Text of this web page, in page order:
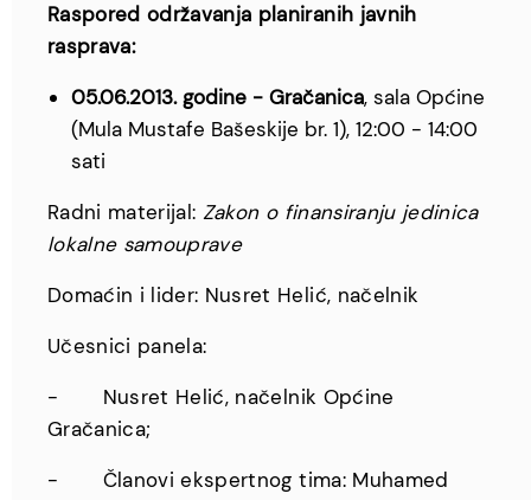
Raspored održavanja planiranih javnih
rasprava:
05.06.2013. godine - Gračanica, sala Općine
(Mula Mustafe Bašeskije br. 1), 12:00 - 14:00
sati
Radni materijal: Zakon o finansiranju jedinica
lokalne samouprave
Domaćin i lider: Nusret Helić, načelnik
Učesnici panela:
- Nusret Helić, načelnik Općine
Gračanica;
- Članovi ekspertnog tima: Muhamed